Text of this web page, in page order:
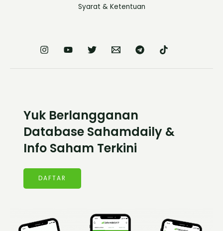
Syarat & Ketentuan
Yuk Berlangganan
Database Sahamdaily &
Info Saham Terkini
DAFTAR